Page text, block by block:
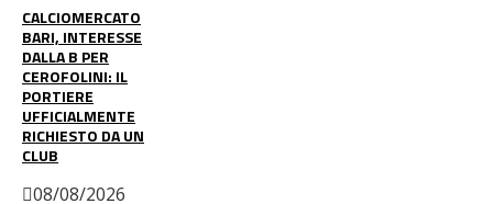
CALCIOMERCATO
BARI, INTERESSE
DALLA B PER
CEROFOLINI: IL
PORTIERE
UFFICIALMENTE
RICHIESTO DA UN
CLUB
08/08/2026